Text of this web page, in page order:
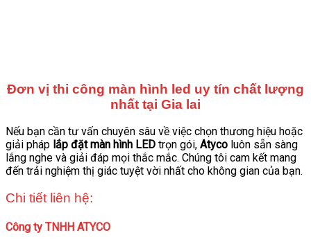
Đơn vị thi công màn hình led uy tín chất lượng
nhất tại Gia lai
Nếu bạn cần tư vấn chuyên sâu về việc chọn thương hiệu hoặc
giải pháp lắp đặt màn hình LED trọn gói, Atyco luôn sẵn sàng
lắng nghe và giải đáp mọi thắc mắc. Chúng tôi cam kết mang
đến trải nghiệm thị giác tuyệt vời nhất cho không gian của bạn.
Chi tiết liên hệ:
Công ty TNHH ATYCO